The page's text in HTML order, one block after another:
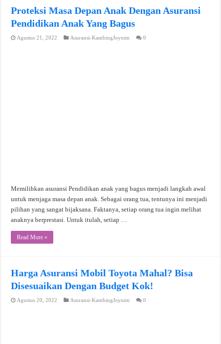
Proteksi Masa Depan Anak Dengan Asuransi
Pendidikan Anak Yang Bagus
Agustus 21, 2022 Asuransi-KambingJoynim 0
Memilihkan asuransi Pendidikan anak yang bagus menjadi langkah awal
untuk menjaga masa depan anak. Sebagai orang tua, tentunya ini menjadi
pilihan yang sangat bijaksana. Faktanya, setiap orang tua ingin melihat
anaknya berprestasi. Untuk itulah, setiap …
Read More »
Harga Asuransi Mobil Toyota Mahal? Bisa
Disesuaikan Dengan Budget Kok!
Agustus 20, 2022 Asuransi-KambingJoynim 0